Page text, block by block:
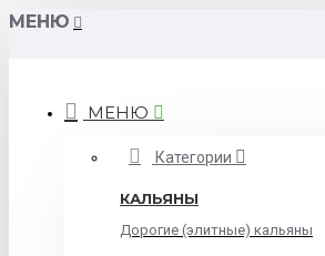
МЕНЮ
МЕНЮ
Категории
КАЛЬЯНЫ
Дорогие (элитные) кальяны